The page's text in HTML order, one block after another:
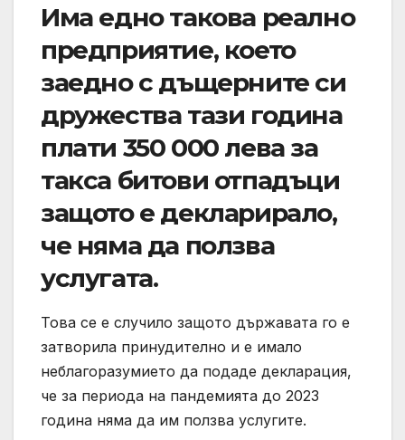
Има едно такова реално
предприятие, което
заедно с дъщерните си
дружества тази година
плати 350 000 лева за
такса битови отпадъци
защото е декларирало,
че няма да ползва
услугата.
Това се е случило защото държавата го е
затворила принудително и е имало
неблагоразумието да подаде декларация,
че за периода на пандемията до 2023
година няма да им ползва услугите.